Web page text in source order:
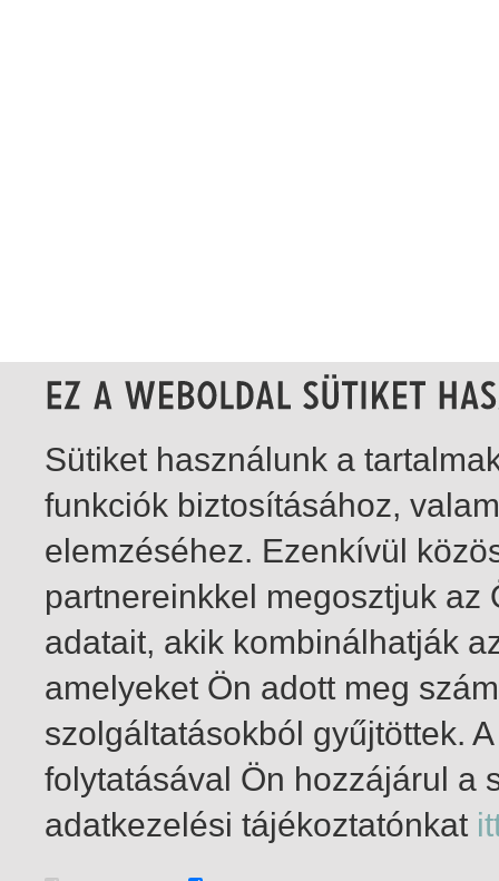
1-9 / összesen 9 találat
Sütiket használunk a
funkciók biztosításához,
elemzéséhez. Ezenkívül
partnereinkkel megosztjuk
adatait, akik kombinálhatják
amelyeket Ön adott meg
szolgáltatásokból gyűjtöttek.
folytatásával Ön hozzájárul a
adatkezelési tájékoztatónkat